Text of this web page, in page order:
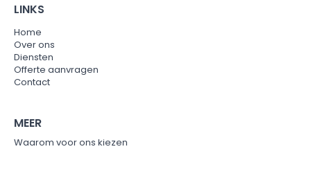
LINKS
Home
Over ons
Diensten
Offerte aanvragen
Contact
MEER
Waarom voor ons kiezen